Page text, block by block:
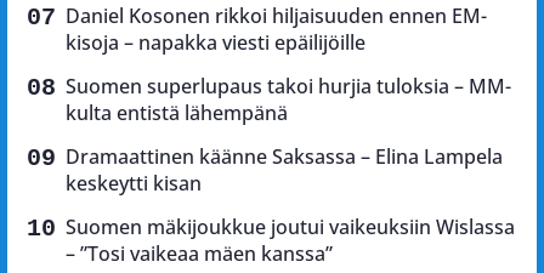
Daniel Kosonen rikkoi hiljaisuuden ennen EM-
kisoja – napakka viesti epäilijöille
Suomen superlupaus takoi hurjia tuloksia – MM-
kulta entistä lähempänä
Dramaattinen käänne Saksassa – Elina Lampela
keskeytti kisan
Suomen mäkijoukkue joutui vaikeuksiin Wislassa
– ”Tosi vaikeaa mäen kanssa”